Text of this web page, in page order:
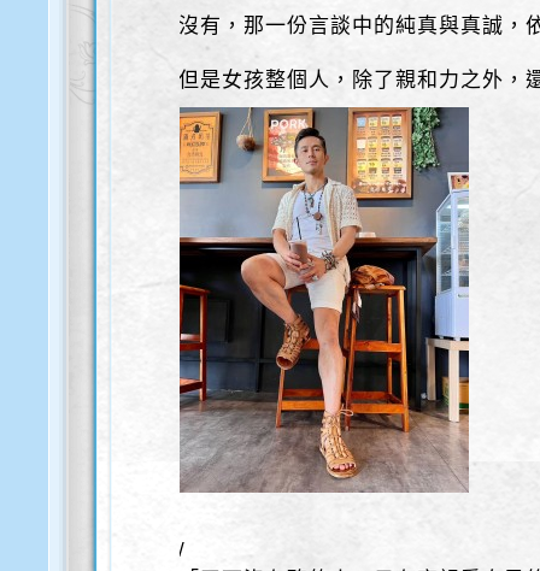
沒有，那一份言談中的純真與真誠，
但是女孩整個人，除了親和力之外，
/